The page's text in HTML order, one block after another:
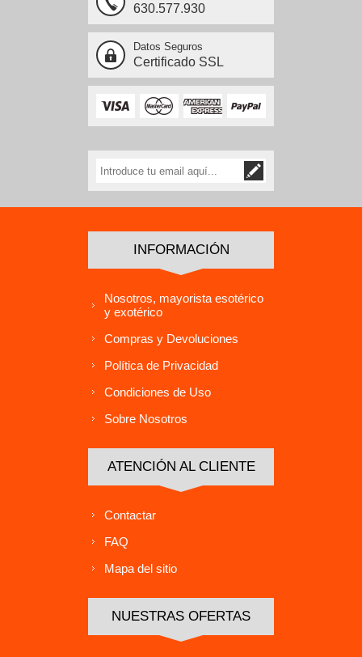
630.577.930
Datos Seguros
Certificado SSL
INFORMACIÓN
Nosotros, mayorista esotérico
y exotérico
Compras y Devoluciones
Política de Privacidad
Condiciones de Uso
Sobre Nosotros
ATENCIÓN AL CLIENTE
Contactar
FAQ
Mapa del sitio
NUESTRAS OFERTAS